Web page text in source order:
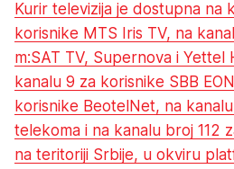
Kurir televizija je dostupna na
korisnike MTS Iris TV, na
m:SAT TV, Supernova i Yettel
kanalu 9 za korisnike SBB
korisnike BeotelNet, na
telekoma i na kanalu broj 112
na teritoriji Srbije, u okviru